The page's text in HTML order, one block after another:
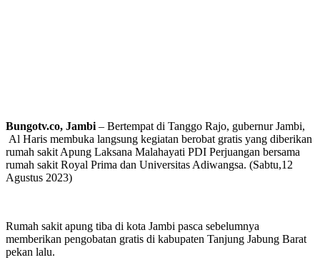
Bungotv.co, Jambi – Bertempat di Tanggo Rajo, gubernur Jambi,
Al Haris membuka langsung kegiatan berobat gratis yang diberikan
rumah sakit Apung Laksana Malahayati PDI Perjuangan bersama
rumah sakit Royal Prima dan Universitas Adiwangsa. (Sabtu,12
Agustus 2023)
Rumah sakit apung tiba di kota Jambi pasca sebelumnya
memberikan pengobatan gratis di kabupaten Tanjung Jabung Barat
pekan lalu.